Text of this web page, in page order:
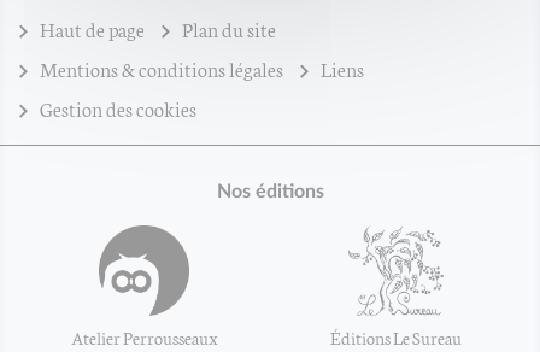
Haut de page
Plan du site
Mentions & conditions légales
Liens
Gestion des cookies
Nos éditions
Atelier Perrousseaux Éditions Le Sureau